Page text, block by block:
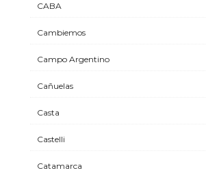
CABA
Cambiemos
Campo Argentino
Cañuelas
Casta
Castelli
Catamarca